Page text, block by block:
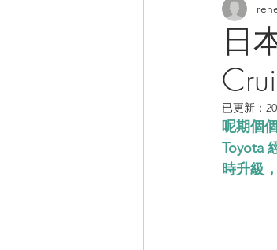
露營blogger分享
CAMPER音樂電影
日
已更新：
呢期個
Toyota
時升級